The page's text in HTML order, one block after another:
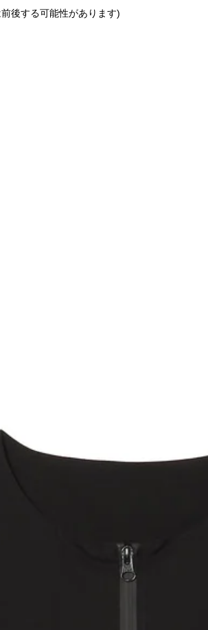
後する可能性があります)